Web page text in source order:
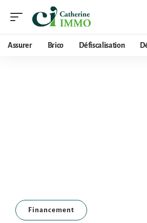
Assurer Brico Défiscalisation
Financement